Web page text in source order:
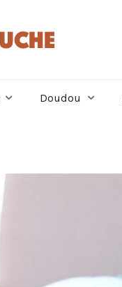
Doudou